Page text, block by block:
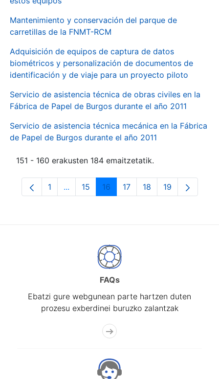
Mantenimiento y conservación del parque de
carretillas de la FNMT-RCM
Adquisición de equipos de captura de datos
biométricos y personalización de documentos de
identificación y de viaje para un proyecto piloto
Servicio de asistencia técnica de obras civiles en la
Fábrica de Papel de Burgos durante el año 2011
Servicio de asistencia técnica mecánica en la Fábrica
de Papel de Burgos durante el año 2011
151 - 160 erakusten 184 emaitzetatik.
Orrialdea
1 ...Intermediate Pages Use TAB to navigate.
Orrialdea
15 Orrialdea
16 Orrialdea
17 Orrialdea
18 Orrialdea
19
FAQs
Ebatzi gure webgunean parte hartzen duten
prozesu exberdinei buruzko zalantzak